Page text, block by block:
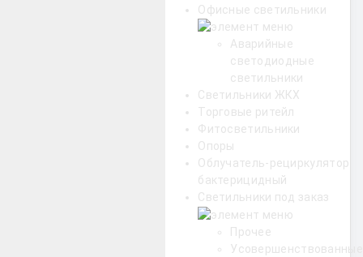
Офисные светильники
Аварийные
светодиодные
светильники
Светильники ЖКХ
Торговые ритейл
Фитосветильники
Опоры
Облучатель-рециркулятор
бактерицидный
Светильники под заказ
Прочее
Усовершенствованные